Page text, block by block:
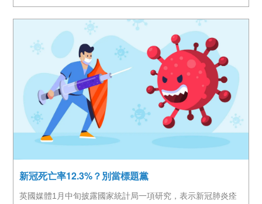
從健保署統計資料來看，2015年因心肌梗塞就醫人數約3.7萬
人，到了2018年卻成長至4.8萬人，四年內增加超過三成。 雖
然患者仍以中高齡男性為大宗，但是49歲以下患者也超過
10%，更有人不到25歲便罹患心肌梗塞， 讓人看見心肌梗塞
年輕化的隱憂。
新冠死亡率12.3%？別當標題黨
英國媒體1月中旬披露國家統計局一項研究，表示新冠肺炎痊